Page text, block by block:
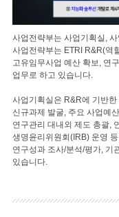
사업전략부는 사업기획실,
사업전략부는 ETRI R&R(역
고유임무사업 예산 확보, 연
업무로 하고 있습니다.
사업기획실은 R&R에 기반
신규과제 발굴, 주요 사업예
연구관리 대내외 제도 총괄,
생명윤리위원회(IRB) 운영
연구성과 조사/분석/평가, 기
있습니다.